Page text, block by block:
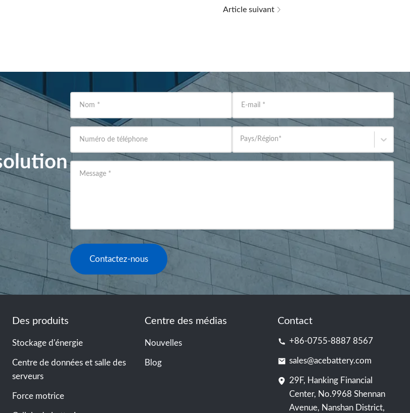
Article suivant
Nom * E-mail *
Numéro de téléphone Pays/Région*
Message *
Contactez-nous
Des produits
Stockage d'énergie
Centre de données et salle des
serveurs
Force motrice
Centre des médias
Nouvelles
Blog
Contact
+86-0755-8887 8567
sales@acebattery.com
29F, Hanking Financial
Center, No.9968 Shennan
Avenue, Nanshan District,